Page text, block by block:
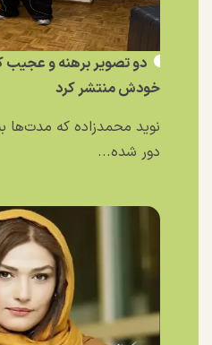
دو تصویر برهنه و عجیب
خودش منتشر کرد
نوید محمدزاده که
دور شده...